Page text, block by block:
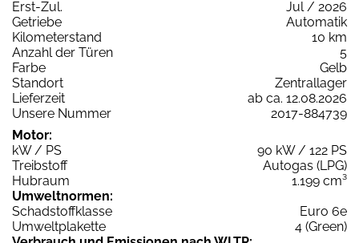
Erst-Zul.
Jul / 2026
Getriebe
Automatik
Kilometerstand
10 km
Anzahl der Türen
5
Farbe
Gelb
Standort
Zentrallager
Lieferzeit
ab ca. 12.08.2026
Unsere Nummer
2017-884739
Motor:
kW / PS
90 kW / 122 PS
Treibstoff
Autogas (LPG)
Hubraum
1.199 cm³
Umweltnormen:
Schadstoffklasse
Euro 6e
Umweltplakette
4 (Green)